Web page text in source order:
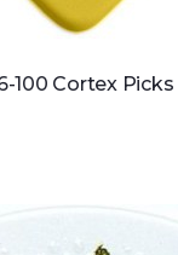
100 Cortex